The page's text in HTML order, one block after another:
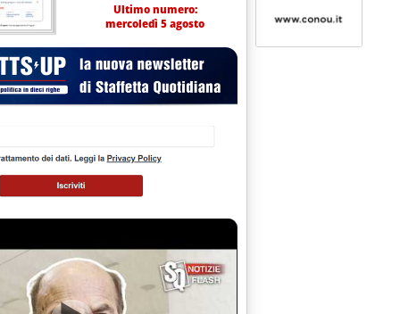
RETE P.V. . '
Ultimo numero:
mercoledì 5 agosto